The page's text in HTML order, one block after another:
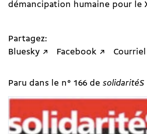
démancipation humaine pour le
Partagez:
Bluesky ↗
Facebook ↗
Paru dans le n° 166 de solidaritéS